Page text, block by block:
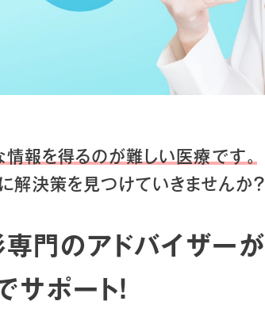
情報を得るのが難しい医療です。
解決策を見つけていきませんか？
専門のアドバイザーが
サポート！